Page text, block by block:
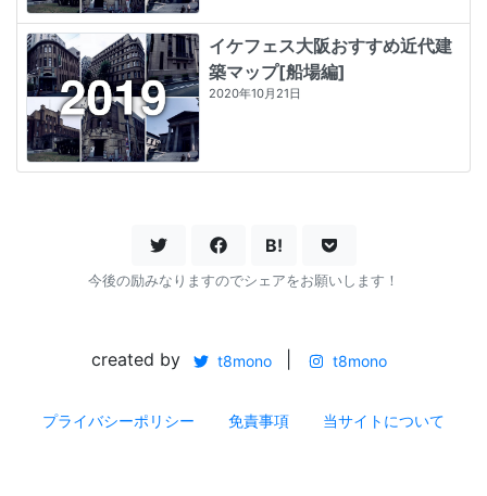
イケフェス大阪おすすめ近代建
築マップ[船場編]
2020年10月21日
B!
今後の励みなりますのでシェアをお願いします！
created by t8mono t8mono
プライバシーポリシー 免責事項 当サイトについて